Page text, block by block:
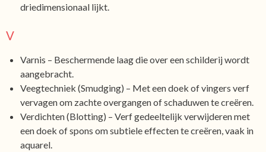
driedimensionaal lijkt.
V
Varnis – Beschermende laag die over een schilderij wordt
aangebracht.
Veegtechniek (Smudging) – Met een doek of vingers verf
vervagen om zachte overgangen of schaduwen te creëren.
Verdichten (Blotting) – Verf gedeeltelijk verwijderen met
een doek of spons om subtiele effecten te creëren, vaak in
aquarel.